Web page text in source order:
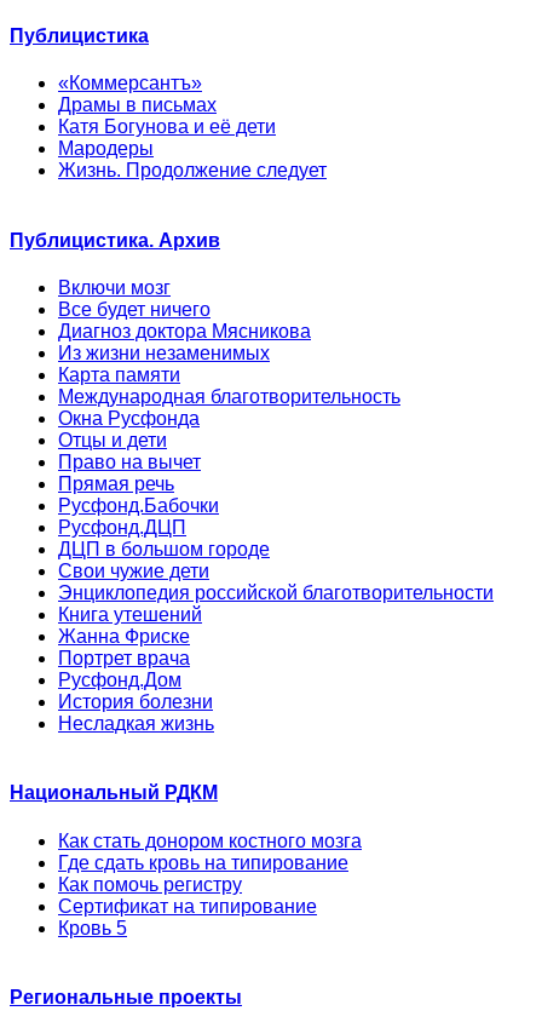
Публицистика
«Коммерсантъ»
Драмы в письмах
Катя Богунова и её дети
Мародеры
Жизнь. Продолжение следует
Публицистика. Архив
Включи мозг
Все будет ничего
Диагноз доктора Мясникова
Из жизни незаменимых
Карта памяти
Международная благотворительность
Окна Русфонда
Отцы и дети
Право на вычет
Прямая речь
Русфонд.Бабочки
Русфонд.ДЦП
ДЦП в большом городе
Свои чужие дети
Энциклопедия российской благотворительности
Книга утешений
Жанна Фриске
Портрет врача
Русфонд.Дом
История болезни
Несладкая жизнь
Национальный РДКМ
Как стать донором костного мозга
Где сдать кровь на типирование
Как помочь регистру
Сертификат на типирование
Кровь 5
Региональные проекты